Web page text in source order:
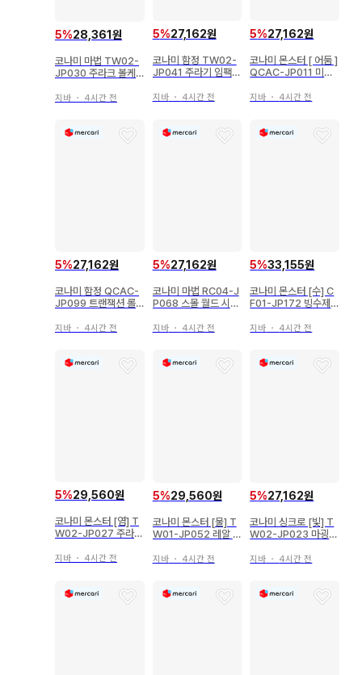
5%28,361원
코나미 마법 TW02-
JP030 주라크 볼케
지바 ・ 4시간 전
5%27,162원
코나미 함정 TW02-
JP041 주라기 임팩트
지바・ 4시간 전
5%27,162원
코나미 몬스터 [ 어둠 ]
QCAC-JP011 미궁
릿
지바 ・ 4시간 전
5%27,162원
코나미 함정 QCAC-
JP099 트랜잭션 롤
지바 ・ 4시간 전
5%27,162원
코나미 마법 RC04-J
P068 스몰 월드 시크
지바・ 4시간 전
5%33,155원
코나미 몬스터 [수] C
F01-JP172 빙수제
지바 ・ 4시간 전
5%29,560원
코나미 몬스터 [염] T
W02-JP027 주라기
지바 ・ 4시간 전
5%29,560원
코나미 몬스터 [물] T
W01-JP052 레알 제
지바・ 4시간 전
5%27,162원
코나미 싱크로 [빛] T
W02-JP023 마굉신
지바 ・ 4시간 전